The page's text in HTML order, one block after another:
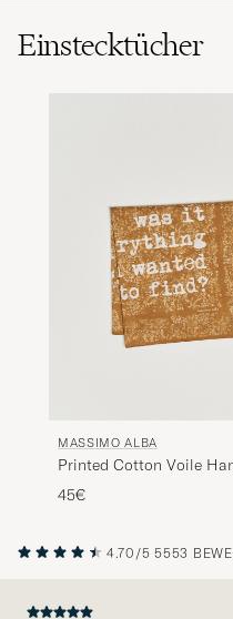
Einstecktücher
MASSIMO ALBA
Printed Cotton Voile
Bronze
45€
4.70/5 5553